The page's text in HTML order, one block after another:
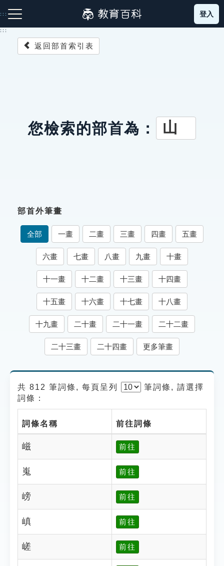
到
主
:::
成語故事
索引選單
知識索引
單字索引
生命大百科索引
遊戲專區
貓頭鷹博士
登入
:::
返回部首索引表
您檢索的部首為： 山
部首外筆畫
全部 一畫 二畫 三畫 四畫 五畫
六畫 七畫 八畫 九畫 十畫
十一畫 十二畫 十三畫 十四畫
十五畫 十六畫 十七畫 十八畫
十九畫 二十畫 二十一畫 二十二畫
二十三畫 二十四畫 更多筆畫
共 812 筆詞條, 每頁呈列 筆詞條, 請選擇
詞條：
詞條名稱 前往詞條
嵫 前往
嵬 前往
嵭 前往
嵮 前往
嵯 前往